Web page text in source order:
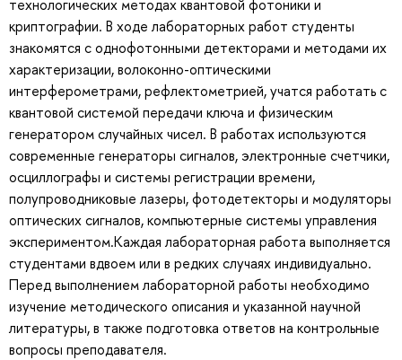
технологических методах квантовой фотоники и
криптографии. В ходе лабораторных работ студенты
знакомятся с однофотонными детекторами и методами их
характеризации, волоконно-оптическими
интерферометрами, рефлектометрией, учатся работать с
квантовой системой передачи ключа и физическим
генератором случайных чисел. В работах используются
современные генераторы сигналов, электронные счетчики,
осциллографы и системы регистрации времени,
полупроводниковые лазеры, фотодетекторы и модуляторы
оптических сигналов, компьютерные системы управления
экспериментом.Каждая лабораторная работа выполняется
студентами вдвоем или в редких случаях индивидуально.
Перед выполнением лабораторной работы необходимо
изучение методического описания и указанной научной
литературы, в также подготовка ответов на контрольные
вопросы преподавателя.